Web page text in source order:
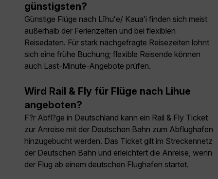
günstigsten?
Günstige Flüge nach Līhuʻe/ Kauaʻi finden sich meist
außerhalb der Ferienzeiten und bei flexiblen
Reisedaten. Für stark nachgefragte Reisezeiten lohnt
sich eine frühe Buchung; flexible Reisende können
auch Last-Minute-Angebote prüfen.
Wird Rail & Fly für Flüge nach Lihue
angeboten?
F?r Abfl?ge in Deutschland kann ein Rail & Fly Ticket
zur Anreise mit der Deutschen Bahn zum Abflughafen
hinzugebucht werden. Das Ticket gilt im Streckennetz
der Deutschen Bahn und erleichtert die Anreise, wenn
der Flug ab einem deutschen Flughafen startet.